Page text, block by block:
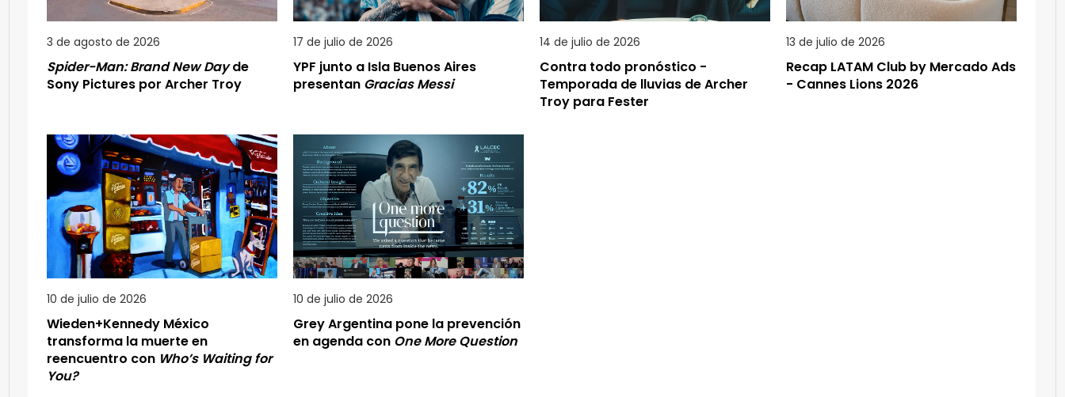
3 de agosto de 2026
Spider-Man: Brand New Dayde
Sony Pictures por Archer Troy
17 de julio de 2026
YPF junto a Isla Buenos Aires
presentan Gracias Messi
14 de julio de 2026
Contra todo pronóstico -
Temporada de lluvias de Archer
Troy para Fester
13 de julio de 2026
Recap LATAM Club by Mercado Ads
- Cannes Lions 2026
10 de julio de 2026
Wieden+Kennedy México
transforma la muerte en
reencuentro con Who’s Waiting for
You?
10 de julio de 2026
Grey Argentina pone la prevención
en agenda con One More Question